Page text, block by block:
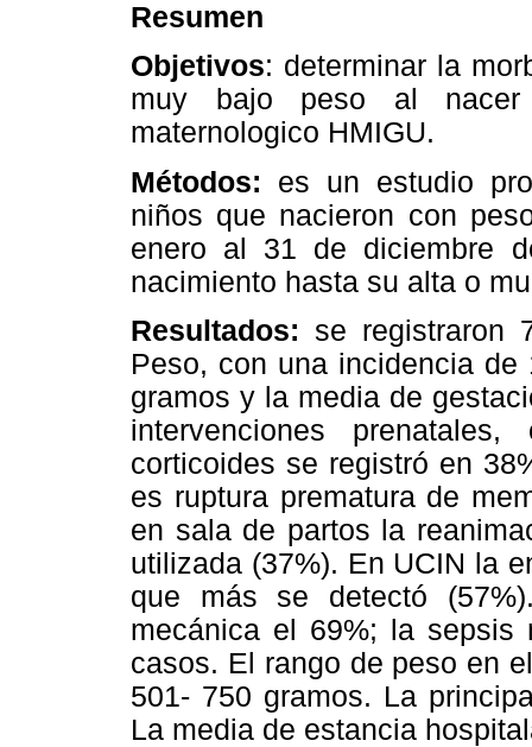
Resumen
Objetivos: determinar la
muy bajo peso al
maternologico HMIGU.
Métodos: es un estudio
niños que nacieron con
enero al 31 de diciembre
nacimiento hasta su alta o
Resultados: se registraron
Peso, con una incidencia
gramos y la media de
intervenciones
corticoides se registró en
es ruptura prematura de
en sala de partos la
utilizada (37%). En UCIN la
que más se detectó
mecánica el 69%; la sepsis
casos. El rango de peso en
501- 750 gramos. La
La media de estancia